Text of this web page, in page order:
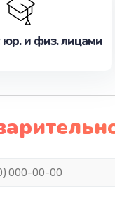
юр. и физ. лицами